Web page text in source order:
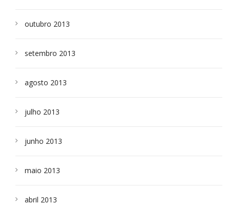
outubro 2013
setembro 2013
agosto 2013
julho 2013
junho 2013
maio 2013
abril 2013